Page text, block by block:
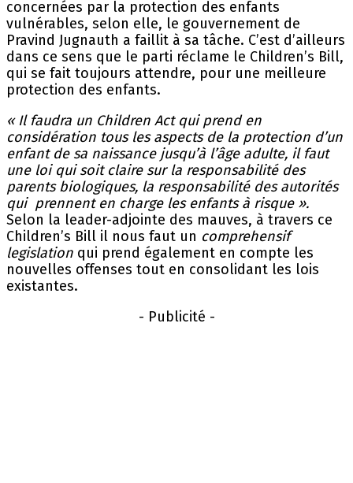
concernées par la protection des enfants
vulnérables, selon elle, le gouvernement de
Pravind Jugnauth a faillit à sa tâche. C’est d’ailleurs
dans ce sens que le parti réclame le Children’s Bill,
qui se fait toujours attendre, pour une meilleure
protection des enfants.
« Il faudra un Children Act qui prend en
considération tous les aspects de la protection d’un
enfant de sa naissance jusqu’à l’âge adulte, il faut
une loi qui soit claire sur la responsabilité des
parents biologiques, la responsabilité des autorités
qui prennent en charge les enfants à risque ».
Selon la leader-adjointe des mauves, à travers ce
Children’s Bill il nous faut un comprehensif
legislation qui prend également en compte les
nouvelles offenses tout en consolidant les lois
existantes.
- Publicité -